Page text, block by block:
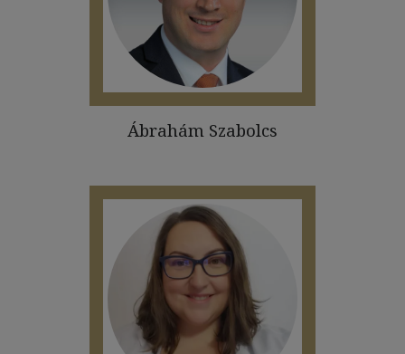
Ábrahám Szabolcs